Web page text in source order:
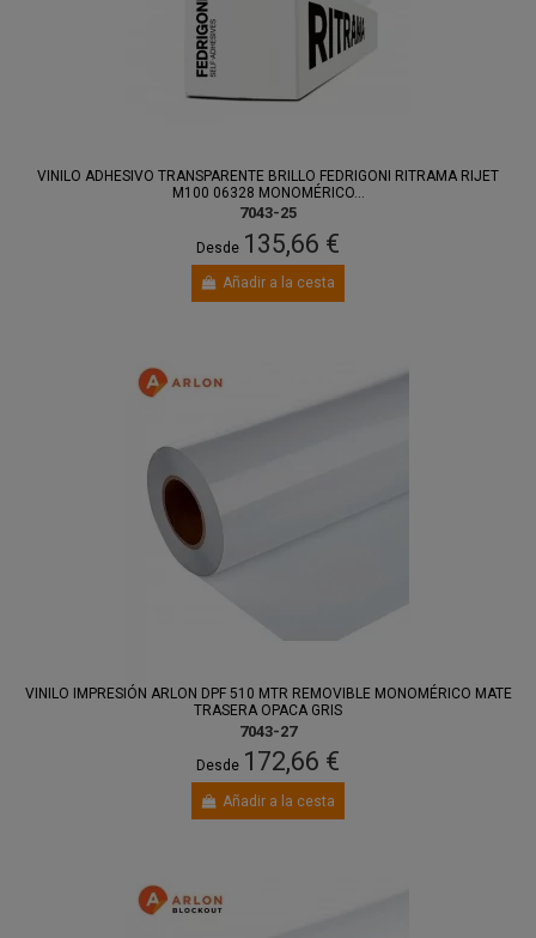
VINILO ADHESIVO TRANSPARENTE BRILLO FEDRIGONI RITRAMA RIJET
M100 06328 MONOMÉRICO...
7043-25
Desde 135,66 €
Añadir a la cesta
VINILO IMPRESIÓN ARLON DPF 510 MTR REMOVIBLE MONOMÉRICO MATE
TRASERA OPACA GRIS
7043-27
Desde 172,66 €
Añadir a la cesta